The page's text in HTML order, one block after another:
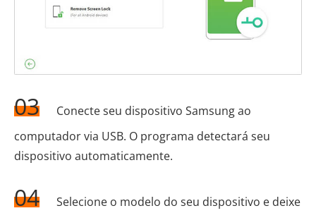
03
Conecte seu dispositivo Samsung ao
computador via USB. O programa detectará seu
dispositivo automaticamente.
04
Selecione o modelo do seu dispositivo e deixe